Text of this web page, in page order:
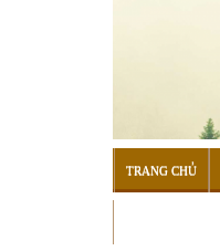
TRANG CHỦ